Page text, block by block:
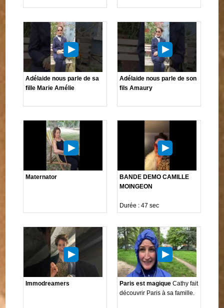
Adélaide nous parle de sa
fille Marie Amélie
Adélaide nous parle de son
fils Amaury
Maternator
BANDE DEMO CAMILLE
MOINGEON
Durée : 47 sec
Immodreamers Paris est magique Cathy fait
découvrir Paris à sa famille.